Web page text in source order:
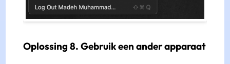
Oplossing 8. Gebruik een ander apparaat